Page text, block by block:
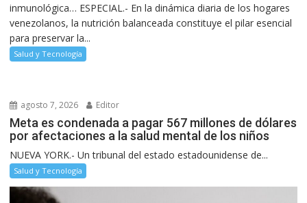
inmunológica… ESPECIAL.- En la dinámica diaria de los hogares
venezolanos, la nutrición balanceada constituye el pilar esencial
para preservar la...
Salud y Tecnología
agosto 7, 2026 Editor
Meta es condenada a pagar 567 millones de dólares
por afectaciones a la salud mental de los niños
NUEVA YORK.- Un tribunal del estado estadounidense de...
Salud y Tecnología